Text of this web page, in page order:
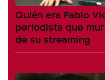
Quién era Pablo
periodista que
de su streaming